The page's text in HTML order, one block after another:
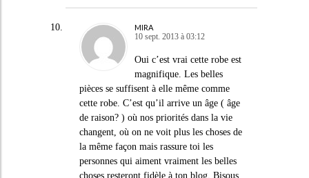
MIRA
10 sept. 2013 à 03:12
Oui c’est vrai cette robe est
magnifique. Les belles
pièces se suffisent à elle même comme
cette robe. C’est qu’il arrive un âge ( âge
de raison? ) où nos priorités dans la vie
changent, où on ne voit plus les choses de
la même façon mais rassure toi les
personnes qui aiment vraiment les belles
choses resteront fidèle à ton blog. Bisous